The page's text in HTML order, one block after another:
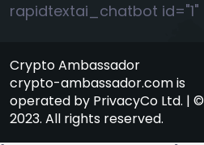
rapidtextai_chatbot id="1"
Crypto Ambassador
crypto-ambassador.com is
operated by PrivacyCo Ltd. | ©
2023. All rights reserved.